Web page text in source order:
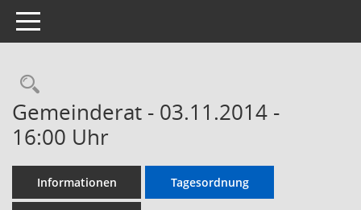
Toggle navigation
Gemeinderat - 03.11.2014 -
16:00 Uhr
Informationen Tagesordnung